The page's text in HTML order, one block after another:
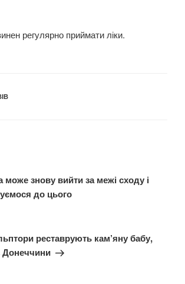
регулярно приймати ліки.
може знову вийти за межі сходу і
до цього
реставрують кам’яну бабу,
Донеччини